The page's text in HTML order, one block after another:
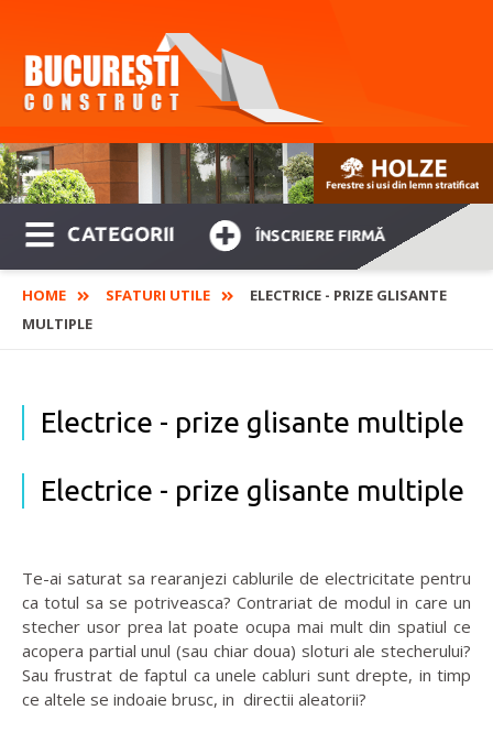
CATEGORII ÎNSCRIERE FIRMĂ
HOME SFATURI UTILE
ELECTRICE - PRIZE GLISANTE
MULTIPLE
Electrice - prize glisante multiple
Electrice - prize glisante multiple
Te-ai saturat sa rearanjezi cablurile de electricitate pentru
ca totul sa se potriveasca? Contrariat de modul in care un
stecher usor prea lat poate ocupa mai mult din spatiul ce
acopera partial unul (sau chiar doua) sloturi ale stecherului?
Sau frustrat de faptul ca unele cabluri sunt drepte, in timp
ce altele se indoaie brusc, in directii aleatorii?